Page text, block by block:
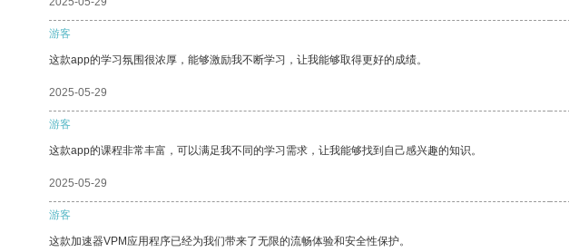
游客
这款app的学习氛围很浓厚，能够激励我不断学习，让我能够取得更好的成绩。
2025-05-29
游客
这款app的课程非常丰富，可以满足我不同的学习需求，让我能够找到自己感兴趣的知识。
2025-05-29
游客
这款加速器VPM应用程序已经为我们带来了无限的流畅体验和安全性保护。